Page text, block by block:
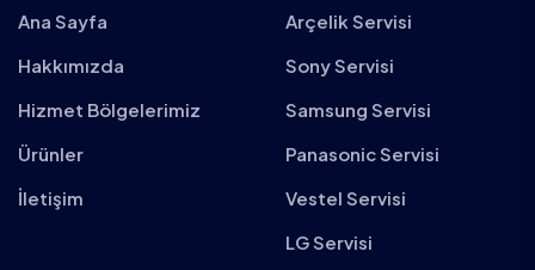
Ana Sayfa
Hakkımızda
Hizmet Bölgelerimiz
Ürünler
İletişim
Arçelik Servisi
Sony Servisi
Samsung Servisi
Panasonic Servisi
Vestel Servisi
LG Servisi